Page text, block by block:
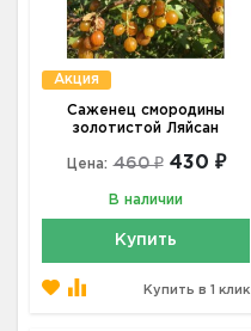
Акция
Саженец смородины
золотистой Ляйсан
Цена: 460 ₽ 430 ₽
В наличии
Купить
Купить в 1 клик